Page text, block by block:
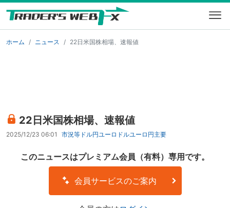
ホーム ニュース 22日米国株相場、速報値
22日米国株相場、速報値
2025/12/23 06:01 市況等 ドル円ユーロドルユーロ円主要
このニュースはプレミアム会員（有料）専用です。
会員サービスのご案内